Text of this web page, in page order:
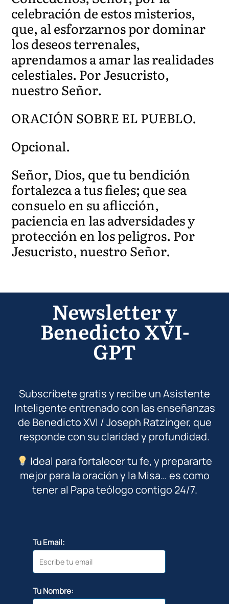
celebración de estos misterios,
que, al esforzarnos por dominar
los deseos terrenales,
aprendamos a amar las realidades
celestiales. Por Jesucristo,
nuestro Señor.
ORACIÓN SOBRE EL PUEBLO.
Opcional.
Señor, Dios, que tu bendición
fortalezca a tus fieles; que sea
consuelo en su aflicción,
paciencia en las adversidades y
protección en los peligros. Por
Jesucristo, nuestro Señor.
Newsletter y
Benedicto XVI-
GPT
Subscríbete gratis y recibe un Asistente
Inteligente entrenado con las enseñanzas
de Benedicto XVI / Joseph Ratzinger, que
responde con su claridad y profundidad.
Ideal para fortalecer tu fe, y prepararte
mejor para la oración y la Misa… es como
tener al Papa teólogo contigo 24/7.
Tu Email:
Tu Nombre: